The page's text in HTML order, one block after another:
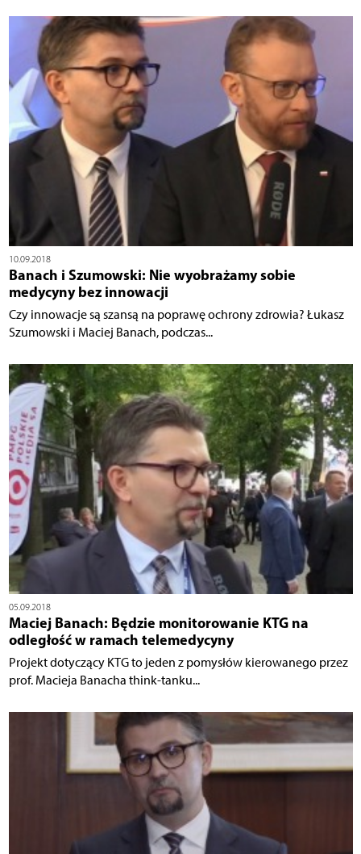
10.09.2018
Banach i Szumowski: Nie wyobrażamy sobie
medycyny bez innowacji
Czy innowacje są szansą na poprawę ochrony zdrowia? Łukasz
Szumowski i Maciej Banach, podczas...
05.09.2018
Maciej Banach: Będzie monitorowanie KTG na
odległość w ramach telemedycyny
Projekt dotyczący KTG to jeden z pomysłów kierowanego przez
prof. Macieja Banacha think-tanku...